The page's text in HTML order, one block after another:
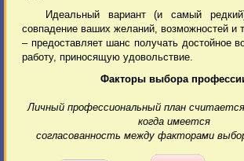
Идеальный вариант (и самый
совпадение ваших желаний, возможностей и
– предоставляет шанс получать достойное
работу, приносящую удовольствие.
Факторы выбора
Личный профессиональный план
когда имеется
согласованность между факторами